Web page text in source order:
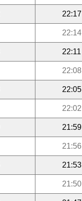
22:17
22:14
22:11
22:08
22:05
22:02
21:59
21:56
21:53
21:50